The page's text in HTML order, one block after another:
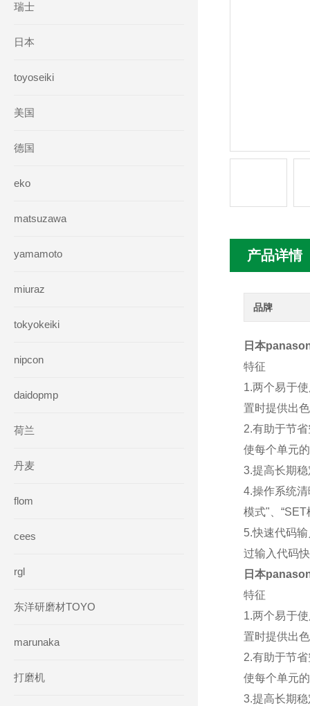
瑞士
日本
toyoseiki
美国
德国
eko
matsuzawa
yamamoto
miuraz
tokyokeiki
nipcon
daidopmp
荷兰
丹麦
flom
cees
rgl
东洋研磨材TOYO
marunaka
打磨机
产品详情
品牌
日本
特征
1.两个易于
置时提供出
2.有助于节
使每个单元
3.提高长期
4.操作系统
模式"、
5.快速代码
过输入代码
日本
特征
1.两个易于
置时提供出
2.有助于节
使每个单元
3.提高长期